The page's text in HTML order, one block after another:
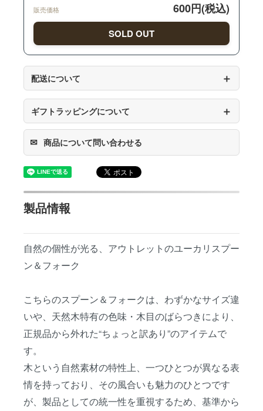
販売価格 600円(税込)
SOLD OUT
配送について ＋
ギフトラッピングについて ＋
✉ 商品について問い合わせる
製品情報
自然の個性が光る、アウトレットのユーカリスプー
ン＆フォーク
こちらのスプーン＆フォークは、わずかなサイズ違
いや、天然木特有の色味・木目のばらつきにより、
正規品から外れた“ちょっと訳あり”のアイテムで
す。
木という自然素材の特性上、一つひとつが異なる表
情を持っており、その風合いも魅力のひとつです
が、製品としての統一性を重視するため、基準から